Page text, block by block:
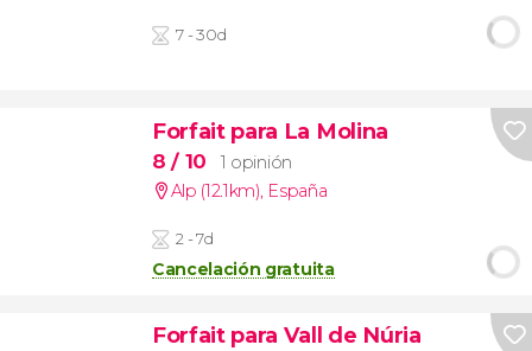
7 - 30d
Forfait para La Molina
8/ 10
1 opinión
Alp (12.1km), España
2 - 7d
Cancelación gratuita
Forfait para Vall de Núria